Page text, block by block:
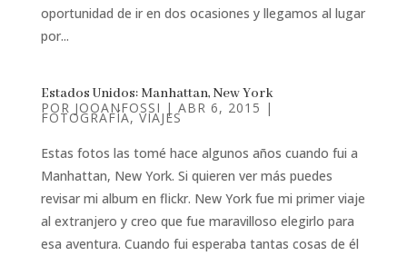
oportunidad de ir en dos ocasiones y llegamos al lugar
por...
Estados Unidos: Manhattan, New York
POR JOOANFOSSI | ABR 6, 2015 |
FOTOGRAFÍA,VIAJES
Estas fotos las tomé hace algunos años cuando fui a
Manhattan, New York. Si quieren ver más puedes
revisar mi album en flickr. New York fue mi primer viaje
al extranjero y creo que fue maravilloso elegirlo para
esa aventura. Cuando fui esperaba tantas cosas de él